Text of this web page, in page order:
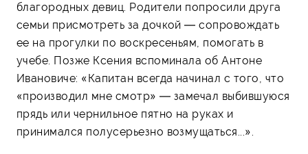
благородных девиц. Родители попросили друга
семьи присмотреть за дочкой — сопровождать
ее на прогулки по воскресеньям, помогать в
учебе. Позже Ксения вспоминала об Антоне
Ивановиче: «Капитан всегда начинал с того, что
«производил мне смотр» — замечал выбившуюся
прядь или чернильное пятно на руках и
принимался полусерьезно возмущаться...».